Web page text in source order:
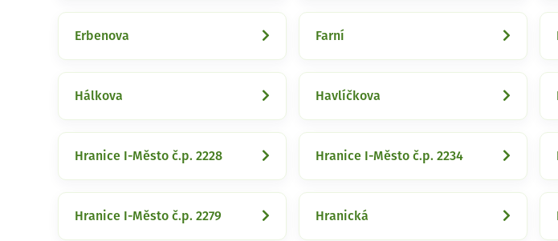
Erbenova Farní
Hálkova Havlíčkova
Hranice I-Město č.p. 2228 Hranice I-Město č.p. 2234
Hranice I-Město č.p. 2279 Hranická